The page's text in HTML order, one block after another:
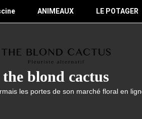
ANIMEAUX LE POTAGER
the blond cactus
les portes de son marché floral en